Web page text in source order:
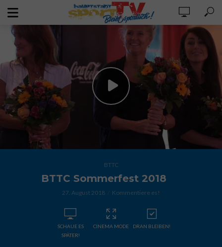
BTTC
BTTC Sommerfest 2018
27. August 2018 Kommentiere es!
SCHAUE ES
SPÄTER!
CINEMA MODE DRAN BLEIBEN!